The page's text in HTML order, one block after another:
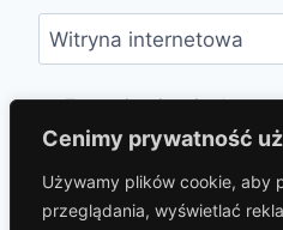
Cenimy prywatność
Używamy plików cookie, aby
przeglądania, wyświetlać
Witryna internetowa
Zapamiętaj moje dane
podczas pisania